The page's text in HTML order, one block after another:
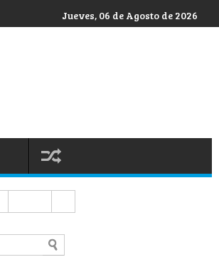
Jueves, 06 de Agosto de 2026